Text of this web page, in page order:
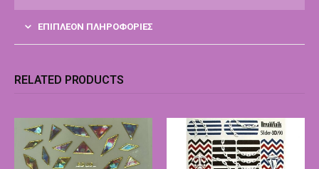
ΕΠΙΠΛΈΟΝ ΠΛΗΡΟΦΟΡΊΕΣ
RELATED PRODUCTS